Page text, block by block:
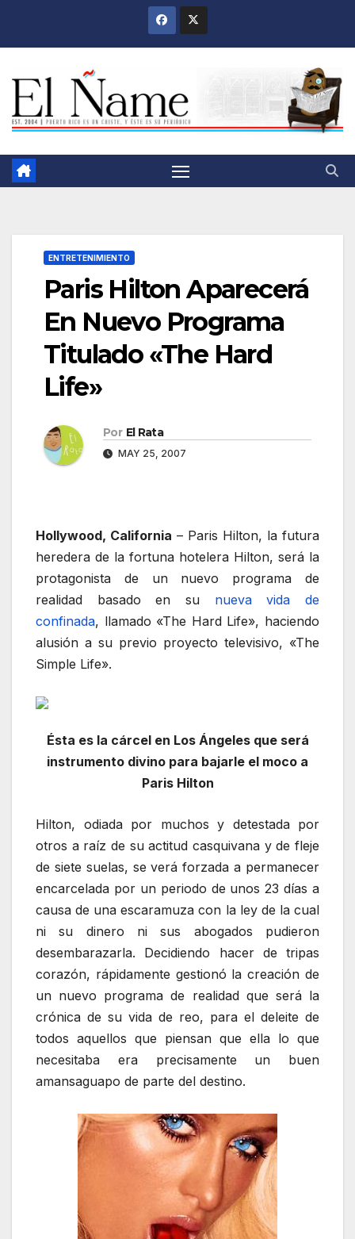
ENTRETENIMIENTO
Paris Hilton Aparecerá
En Nuevo Programa
Titulado «The Hard
Life»
Por El Rata
MAY 25, 2007
Hollywood, California – Paris Hilton, la futura
heredera de la fortuna hotelera Hilton, será la
protagonista de un nuevo programa de
realidad basado en su nueva vida de
confinada, llamado «The Hard Life», haciendo
alusión a su previo proyecto televisivo, «The
Simple Life».
Ésta es la cárcel en Los Ángeles que será
instrumento divino para bajarle el moco a
Paris Hilton
Hilton, odiada por muchos y detestada por
otros a raíz de su actitud casquivana y de fleje
de siete suelas, se verá forzada a permanecer
encarcelada por un periodo de unos 23 días a
causa de una escaramuza con la ley de la cual
ni su dinero ni sus abogados pudieron
desembarazarla. Decidiendo hacer de tripas
corazón, rápidamente gestionó la creación de
un nuevo programa de realidad que será la
crónica de su vida de reo, para el deleite de
todos aquellos que piensan que ella lo que
necesitaba era precisamente un buen
amansaguapo de parte del destino.